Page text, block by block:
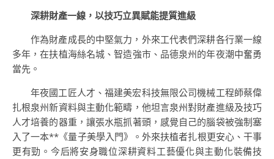
深耕財產一線，以技巧立異賦能提質進級
作為財產成長的中堅氣力，外來工代表們深耕各行業一線
多年，在扶植海絲名城、智造強市、品德泉州的年夜潮中奮勇
當先。
年夜國工匠人才、福建美宏科技無限公司機械工程師蔡偉
扎根泉州新資料與主動化範疇，他坦言泉州對財產進級及技巧
人才培養的器重，讓張水瓶抓著頭，感覺自己的腦袋被強制塞
入了一本**《量子美學入門》。外來扶植者扎根更安心、干事
更有勁。今后將安身職位深耕資料工藝優化與主動化裝備技